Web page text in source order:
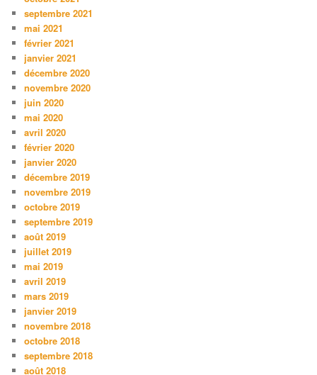
septembre 2021
mai 2021
février 2021
janvier 2021
décembre 2020
novembre 2020
juin 2020
mai 2020
avril 2020
février 2020
janvier 2020
décembre 2019
novembre 2019
octobre 2019
septembre 2019
août 2019
juillet 2019
mai 2019
avril 2019
mars 2019
janvier 2019
novembre 2018
octobre 2018
septembre 2018
août 2018